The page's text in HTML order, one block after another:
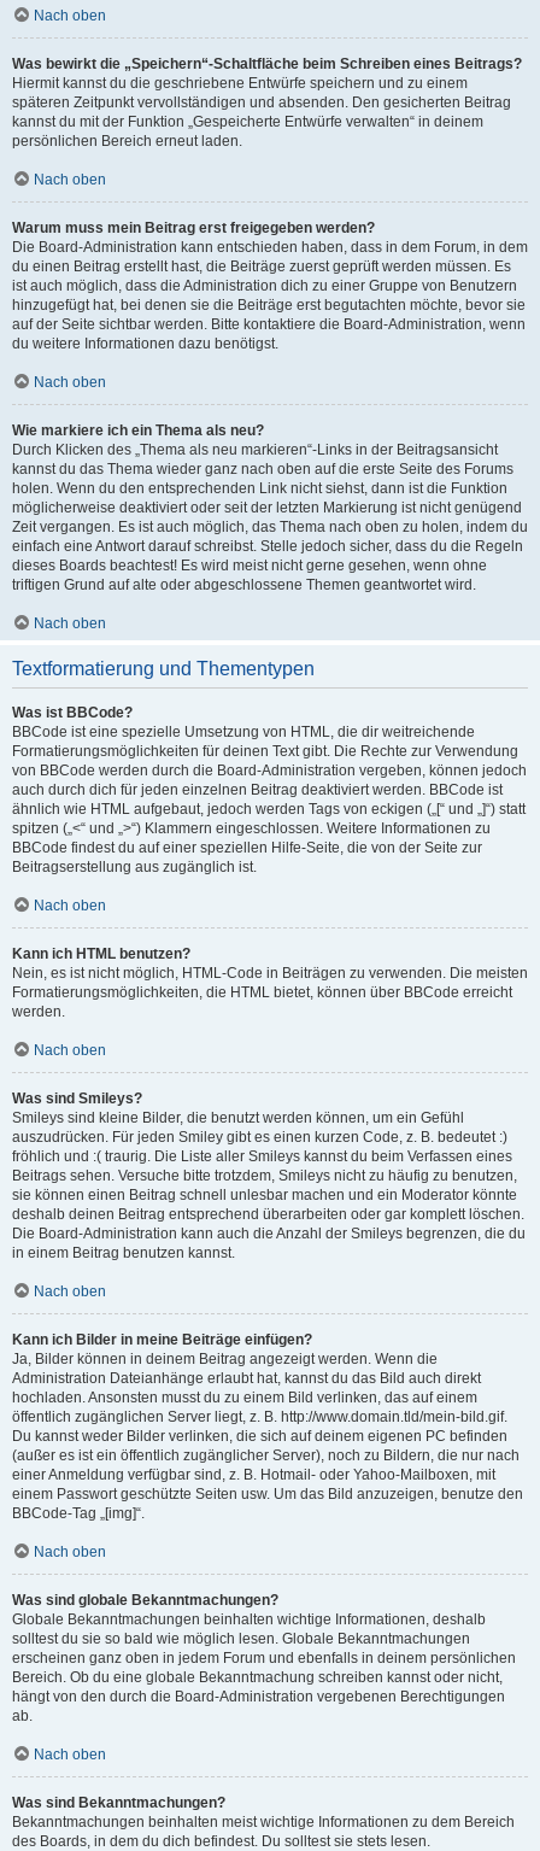
Nach oben
Was bewirkt die „Speichern“-Schaltfläche beim Schreiben eines Beitrags?
Hiermit kannst du die geschriebene Entwürfe speichern und zu einem
späteren Zeitpunkt vervollständigen und absenden. Den gesicherten Beitrag
kannst du mit der Funktion „Gespeicherte Entwürfe verwalten“ in deinem
persönlichen Bereich erneut laden.
Nach oben
Warum muss mein Beitrag erst freigegeben werden?
Die Board-Administration kann entschieden haben, dass in dem Forum, in dem
du einen Beitrag erstellt hast, die Beiträge zuerst geprüft werden müssen. Es
ist auch möglich, dass die Administration dich zu einer Gruppe von Benutzern
hinzugefügt hat, bei denen sie die Beiträge erst begutachten möchte, bevor sie
auf der Seite sichtbar werden. Bitte kontaktiere die Board-Administration, wenn
du weitere Informationen dazu benötigst.
Nach oben
Wie markiere ich ein Thema als neu?
Durch Klicken des „Thema als neu markieren“-Links in der Beitragsansicht
kannst du das Thema wieder ganz nach oben auf die erste Seite des Forums
holen. Wenn du den entsprechenden Link nicht siehst, dann ist die Funktion
möglicherweise deaktiviert oder seit der letzten Markierung ist nicht genügend
Zeit vergangen. Es ist auch möglich, das Thema nach oben zu holen, indem du
einfach eine Antwort darauf schreibst. Stelle jedoch sicher, dass du die Regeln
dieses Boards beachtest! Es wird meist nicht gerne gesehen, wenn ohne
triftigen Grund auf alte oder abgeschlossene Themen geantwortet wird.
Nach oben
Textformatierung und Thementypen
Was ist BBCode?
BBCode ist eine spezielle Umsetzung von HTML, die dir weitreichende
Formatierungsmöglichkeiten für deinen Text gibt. Die Rechte zur Verwendung
von BBCode werden durch die Board-Administration vergeben, können jedoch
auch durch dich für jeden einzelnen Beitrag deaktiviert werden. BBCode ist
ähnlich wie HTML aufgebaut, jedoch werden Tags von eckigen („[“ und „]“) statt
spitzen („<“ und „>“) Klammern eingeschlossen. Weitere Informationen zu
BBCode findest du auf einer speziellen Hilfe-Seite, die von der Seite zur
Beitragserstellung aus zugänglich ist.
Nach oben
Kann ich HTML benutzen?
Nein, es ist nicht möglich, HTML-Code in Beiträgen zu verwenden. Die meisten
Formatierungsmöglichkeiten, die HTML bietet, können über BBCode erreicht
werden.
Nach oben
Was sind Smileys?
Smileys sind kleine Bilder, die benutzt werden können, um ein Gefühl
auszudrücken. Für jeden Smiley gibt es einen kurzen Code, z. B. bedeutet :)
fröhlich und :( traurig. Die Liste aller Smileys kannst du beim Verfassen eines
Beitrags sehen. Versuche bitte trotzdem, Smileys nicht zu häufig zu benutzen,
sie können einen Beitrag schnell unlesbar machen und ein Moderator könnte
deshalb deinen Beitrag entsprechend überarbeiten oder gar komplett löschen.
Die Board-Administration kann auch die Anzahl der Smileys begrenzen, die du
in einem Beitrag benutzen kannst.
Nach oben
Kann ich Bilder in meine Beiträge einfügen?
Ja, Bilder können in deinem Beitrag angezeigt werden. Wenn die
Administration Dateianhänge erlaubt hat, kannst du das Bild auch direkt
hochladen. Ansonsten musst du zu einem Bild verlinken, das auf einem
öffentlich zugänglichen Server liegt, z. B. http://www.domain.tld/mein-bild.gif.
Du kannst weder Bilder verlinken, die sich auf deinem eigenen PC befinden
(außer es ist ein öffentlich zugänglicher Server), noch zu Bildern, die nur nach
einer Anmeldung verfügbar sind, z. B. Hotmail- oder Yahoo-Mailboxen, mit
einem Passwort geschützte Seiten usw. Um das Bild anzuzeigen, benutze den
BBCode-Tag „[img]“.
Nach oben
Was sind globale Bekanntmachungen?
Globale Bekanntmachungen beinhalten wichtige Informationen, deshalb
solltest du sie so bald wie möglich lesen. Globale Bekanntmachungen
erscheinen ganz oben in jedem Forum und ebenfalls in deinem persönlichen
Bereich. Ob du eine globale Bekanntmachung schreiben kannst oder nicht,
hängt von den durch die Board-Administration vergebenen Berechtigungen
ab.
Nach oben
Was sind Bekanntmachungen?
Bekanntmachungen beinhalten meist wichtige Informationen zu dem Bereich
des Boards, in dem du dich befindest. Du solltest sie stets lesen.